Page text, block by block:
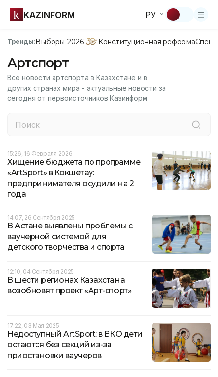
KAZINFORM РУ
Тренды:Выборы-2026 Конституционная реформа
Артспорт
Все новости артспорта в Казахстане и в
других странах мира - актуальные новости за
сегодня от первоисточников Казинформ
15:26, 16 Февраля 2026
Хищение бюджета по программе
«ArtSport» в Кокшетау:
предпринимателя осудили на 2
года
14:07, 26 Сентября 2025
В Астане выявлены проблемы с
ваучерной системой для
детского творчества и спорта
12:10, 04 Сентября 2025
В шести регионах Казахстана
возобновят проект «Арт-спорт»
17:22, 03 Мая 2025
Недоступный ArtSport: в ВКО дети
остаются без секций из-за
приостановки ваучеров